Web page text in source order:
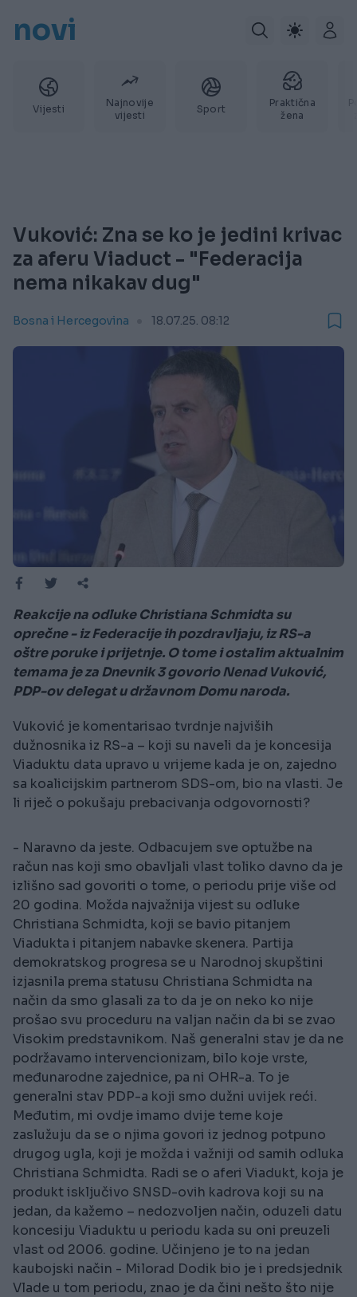
novi
Vijesti
Najnovije
vijesti
Sport
Praktična
žena
Vuković: Zna se ko je jedini krivac
za aferu Viaduct - "Federacija
nema nikakav dug"
Bosna i Hercegovina 18.07.25. 08:12
Reakcije na odluke Christiana Schmidta su
oprečne - iz Federacije ih pozdravljaju, iz RS-a
oštre poruke i prijetnje. O tome i ostalim aktualnim
temama je za Dnevnik 3 govorio Nenad Vuković,
PDP-ov delegat u državnom Domu naroda.
Vuković je komentarisao tvrdnje najviših
dužnosnika iz RS-a – koji su naveli da je koncesija
Viaduktu data upravo u vrijeme kada je on, zajedno
sa koalicijskim partnerom SDS-om, bio na vlasti. Je
li riječ o pokušaju prebacivanja odgovornosti?
- Naravno da jeste. Odbacujem sve optužbe na
račun nas koji smo obavljali vlast toliko davno da je
izlišno sad govoriti o tome, o periodu prije više od
20 godina. Možda najvažnija vijest su odluke
Christiana Schmidta, koji se bavio pitanjem
Viadukta i pitanjem nabavke skenera. Partija
demokratskog progresa se u Narodnoj skupštini
izjasnila prema statusu Christiana Schmidta na
način da smo glasali za to da je on neko ko nije
prošao svu proceduru na valjan način da bi se zvao
Visokim predstavnikom. Naš generalni stav je da ne
podržavamo intervencionizam, bilo koje vrste,
međunarodne zajednice, pa ni OHR-a. To je
generalni stav PDP-a koji smo dužni uvijek reći.
Međutim, mi ovdje imamo dvije teme koje
zaslužuju da se o njima govori iz jednog potpuno
drugog ugla, koji je možda i važniji od samih odluka
Christiana Schmidta. Radi se o aferi Viadukt, koja je
produkt isključivo SNSD-ovih kadrova koji su na
jedan, da kažemo – nedozvoljen način, oduzeli datu
koncesiju Viaduktu u periodu kada su oni preuzeli
vlast od 2006. godine. Učinjeno je to na jedan
kaubojski način - Milorad Dodik bio je i predsjednik
Vlade u tom periodu, znao je da čini nešto što nije